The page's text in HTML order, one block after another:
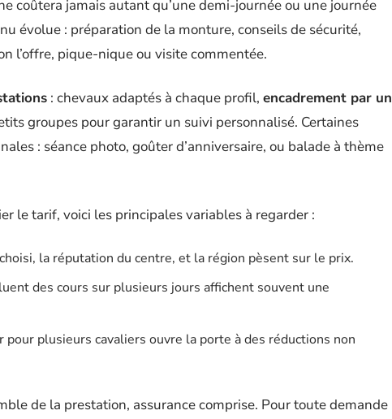
coûtera jamais autant qu’une demi-journée ou une journée
évolue : préparation de la monture, conseils de sécurité,
l’offre, pique-nique ou visite commentée.
: chevaux adaptés à chaque profil, encadrement par un
groupes pour garantir un suivi personnalisé. Certaines
: séance photo, goûter d’anniversaire, ou balade à thème
le tarif, voici les principales variables à regarder :
la réputation du centre, et la région pèsent sur le prix.
des cours sur plusieurs jours affichent souvent une
pour plusieurs cavaliers ouvre la porte à des réductions non
de la prestation, assurance comprise. Pour toute demande